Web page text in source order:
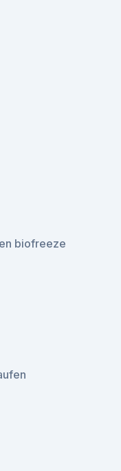
biofreeze